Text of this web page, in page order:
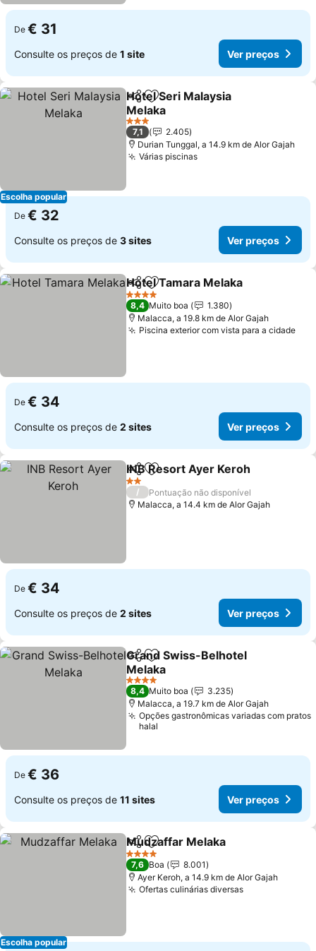
De € 31
Consulte os preços de 1 site Ver preços
Escolha popular
PartilharAdicionar aos favoritos
Hotel Seri Malaysia
Melaka
Ver preços
3 Estrelas
7,1
2.405
Durian Tunggal, a 14.9 km de Alor Gajah
Várias piscinasVer preços
De € 32
Consulte os preços de 3 sites Ver preços
PartilharAdicionar aos favoritos
Hotel Tamara Melaka
4 Estrelas
8,4 Muito boa
1.380
Malacca, a 19.8 km de Alor Gajah
Piscina exterior com vista para a cidade
De € 34
Consulte os preços de 2 sites Ver preços
PartilharAdicionar aos favoritos
INB Resort Ayer Keroh
2 Estrelas
/
Pontuação não disponível
Malacca, a 14.4 km de Alor Gajah
De € 34
Consulte os preços de 2 sites Ver preços
PartilharAdicionar aos favoritos
Grand Swiss-Belhotel
Melaka
Ver preços
4 Estrelas
8,4 Muito boa
3.235
Malacca, a 19.7 km de Alor Gajah
Opções gastronômicas variadas com pratos
halal
De € 36
Consulte os preços de 11 sites Ver preços
Escolha popular
PartilharAdicionar aos favoritos
Mudzaffar Melaka
4 Estrelas
7,6 Boa
8.001
Ayer Keroh, a 14.9 km de Alor Gajah
Ofertas culinárias diversasVer preços